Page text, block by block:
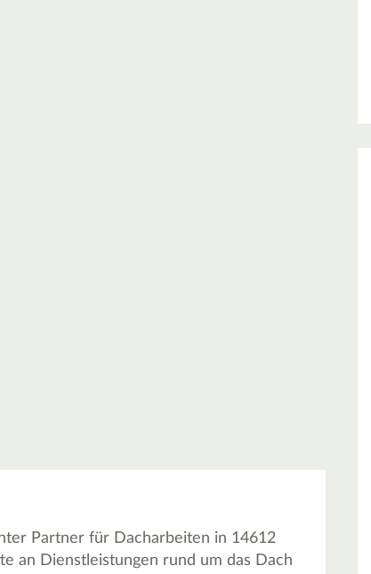
Partner für Dacharbeiten in 14612
an Dienstleistungen rund um das Dach